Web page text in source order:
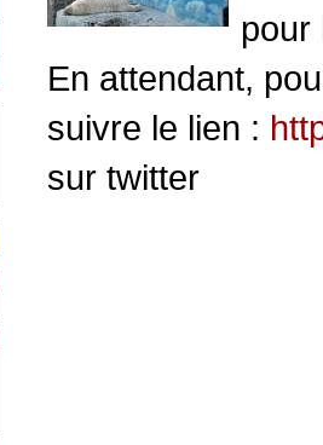
pour
En attendant,
suivre le lien :
sur twitter